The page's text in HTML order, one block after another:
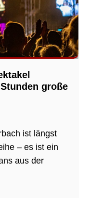
große
ist längst
– es ist ein
aus der